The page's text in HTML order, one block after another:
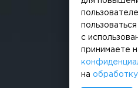
© 2026, +3. Все
Обработка
с
принимаете
на